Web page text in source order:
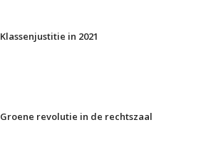
Klassenjustitie in 2021
Groene revolutie in de rechtszaal